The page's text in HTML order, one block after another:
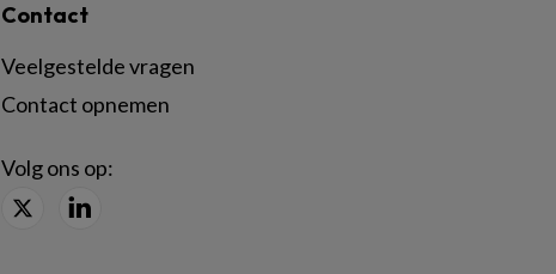
Contact
Veelgestelde vragen
Contact opnemen
Volg ons op: